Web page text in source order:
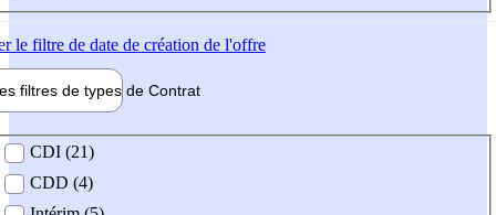
le filtre de date de création de l'offre
filtres de types de Contrat
contrat
CDI (21)
CDD (4)